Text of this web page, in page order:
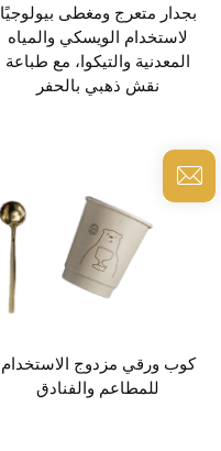
بجدار متعرج ومغطى بيولوجيًا
لاستخدام الويسكي والمياه
المعدنية والتيكوا، مع طباعة
نقش ذهبي بالحفر
كوب ورقي مزدوج الاستخدام
للمطاعم والفنادق